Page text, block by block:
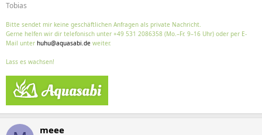
Tobias
Bitte sendet mir keine geschäftlichen Anfragen als private Nachricht.
Gerne helfen wir dir telefonisch unter +49 531 2086358 (Mo.–Fr. 9–16 Uhr) oder per E-
Mail unter huhu@aquasabi.de weiter.
Lass es wachsen!
meee